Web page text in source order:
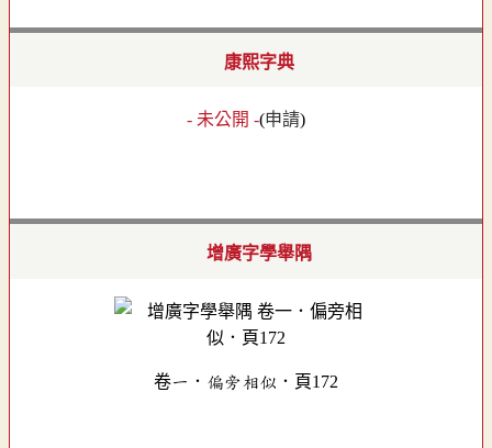
康熙字典
- 未公開 -(申請)
增廣字學舉隅
卷一．偏旁相似．頁172